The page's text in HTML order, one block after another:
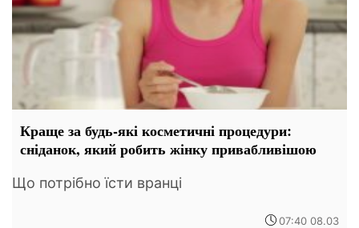
Краще за будь-які косметичні процедури:
сніданок, який робить жінку привабливішою
Що потрібно їсти вранці
07:40 08.03